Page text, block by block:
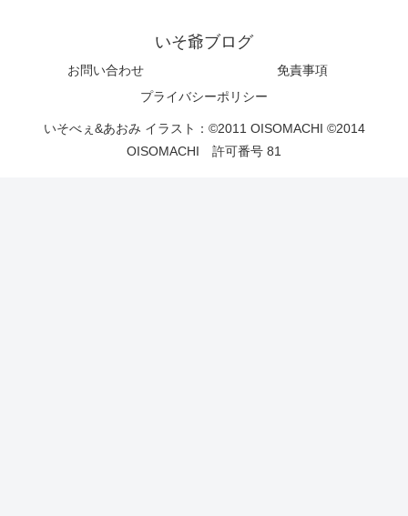
いそ爺ブログ
お問い合わせ
免責事項
プライバシーポリシー
いそべぇ&あおみ イラスト：©2011 OISOMACHI ©2014
OISOMACHI 許可番号 81